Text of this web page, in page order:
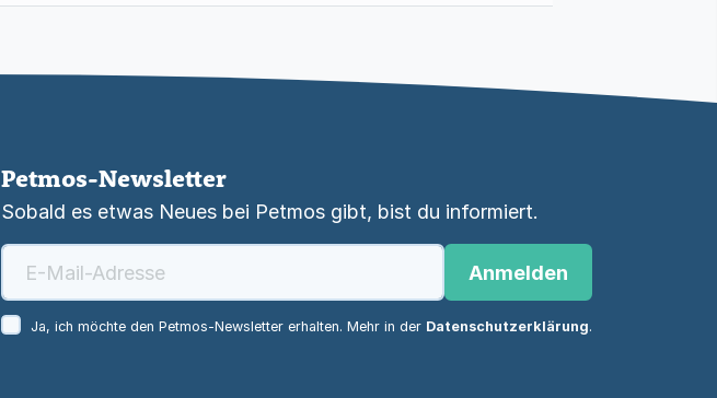
Petmos-Newsletter
Sobald es etwas Neues bei Petmos gibt, bist du informiert.
Anmelden
Ja, ich möchte den Petmos-Newsletter erhalten. Mehr in der Datenschutzerklärung.